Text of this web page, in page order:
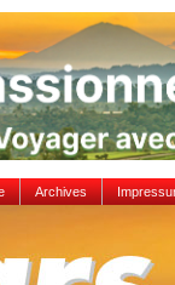
Archives